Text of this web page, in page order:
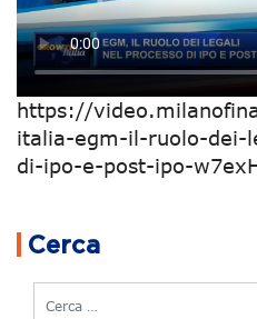
https://
italia-egm-il-ruolo-dei-
di-ipo-e-post-ipo-
Cerca
Cerca